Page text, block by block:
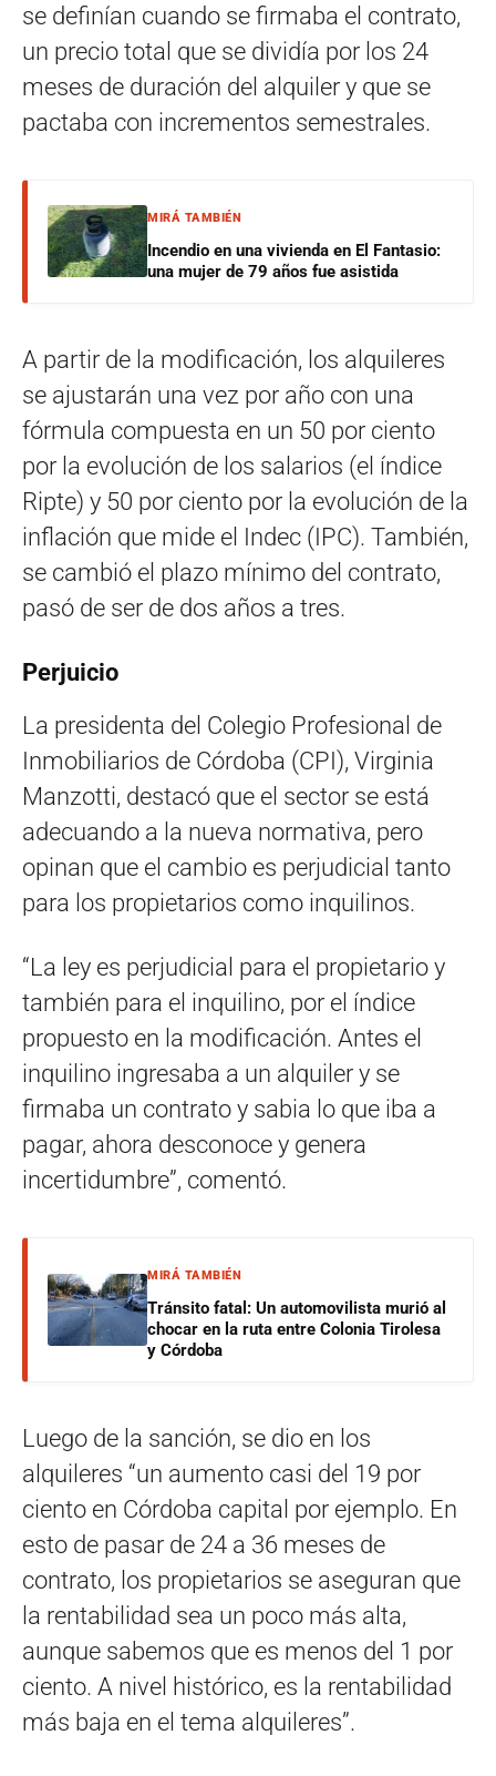
se definían cuando se firmaba el contrato,
un precio total que se dividía por los 24
meses de duración del alquiler y que se
pactaba con incrementos semestrales.
MIRÁ TAMBIÉN
Incendio en una vivienda en El Fantasio:
una mujer de 79 años fue asistida
A partir de la modificación, los alquileres
se ajustarán una vez por año con una
fórmula compuesta en un 50 por ciento
por la evolución de los salarios (el índice
Ripte) y 50 por ciento por la evolución de la
inflación que mide el Indec (IPC). También,
se cambió el plazo mínimo del contrato,
pasó de ser de dos años a tres.
Perjuicio
La presidenta del Colegio Profesional de
Inmobiliarios de Córdoba (CPI), Virginia
Manzotti, destacó que el sector se está
adecuando a la nueva normativa, pero
opinan que el cambio es perjudicial tanto
para los propietarios como inquilinos.
“La ley es perjudicial para el propietario y
también para el inquilino, por el índice
propuesto en la modificación. Antes el
inquilino ingresaba a un alquiler y se
firmaba un contrato y sabia lo que iba a
pagar, ahora desconoce y genera
incertidumbre”, comentó.
MIRÁ TAMBIÉN
Tránsito fatal: Un automovilista murió al
chocar en la ruta entre Colonia Tirolesa
y Córdoba
Luego de la sanción, se dio en los
alquileres “un aumento casi del 19 por
ciento en Córdoba capital por ejemplo. En
esto de pasar de 24 a 36 meses de
contrato, los propietarios se aseguran que
la rentabilidad sea un poco más alta,
aunque sabemos que es menos del 1 por
ciento. A nivel histórico, es la rentabilidad
más baja en el tema alquileres”.